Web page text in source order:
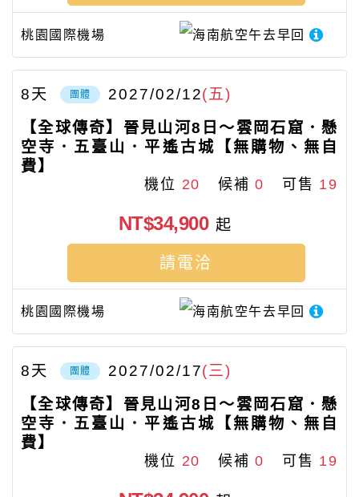
桃園國際機場 海南航空午去早回
團體 2027/02/12(五)
8天
【全球傳奇】晉見山河8日～雲岡石窟．懸
空寺．五臺山．平遙古城【無購物、無自
費】
機位 20 候補0 可售 19
桃園國際機場 海南航空午去早回
NT$34,900 起
請電洽
團體 2027/02/17(三)
8天
【全球傳奇】晉見山河8日～雲岡石窟．懸
空寺．五臺山．平遙古城【無購物、無自
費】
機位 20 候補0 可售 19